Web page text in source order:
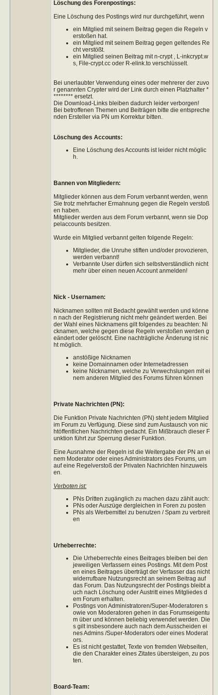
Löschung des Forenpostings:
Eine Löschung des Postings wird nur durchgeführt, wenn
ein Mitglied mit seinem Beitrag gegen die Regeln v
erstoßen hat.
ein Mitglied mit seinem Beitrag gegen geltendes Re
cht verstößt.
ein Mitglied seinen Beitrag mit n-crypt , L-inkcrypt.w
s, File-crypt.cc oder R-elink.to verschlüsselt.
Bei unerlaubter Verwendung eines oder mehrerer der zuvo
r genannten Crypter wird der Link durch einen Platzhalter *
******** ersetzt.
Die Download-Links bleiben dadurch leider verborgen!
Bei betroffenen Themen und Beiträgen bitte die entspreche
nden Ersteller via PN um Korrektur bitten.
Löschung des Accounts:
Eine Löschung des Accounts ist leider nicht möglic
h.
Bannen von Mitgliedern:
Mitglieder können aus dem Forum verbannt werden, wenn
Sie trotz mehrfacher Ermahnung gegen die Regeln verstoß
en haben.
Mitglieder werden aus dem Forum verbannt, wenn sie Dop
pelaccounts besitzen.
Wurde ein Mitglied verbannt gelten folgende Regeln:
Mitglieder, die Unruhe stiften und/oder provozieren,
werden verbannt!
Verbannte User dürfen sich selbstverständlich nicht
mehr über einen neuen Account anmelden!
Nick - Usernamen:
Nicknamen sollten mit Bedacht gewählt werden und könne
n nach der Registrierung nicht mehr geändert werden. Bei
der Wahl eines Nicknamens gilt folgendes zu beachten: Ni
cknamen, welche gegen diese Regeln verstoßen werden g
eändert oder gelöscht. Eine nachträgliche Änderung ist nic
ht möglich.
anstößige Nicknamen
keine Domainnamen oder Internetadressen
keine Nicknamen, welche zu Verwechslungen mit ei
nem anderen Mitglied des Forums führen können
Private Nachrichten (PN):
Die Funktion Private Nachrichten (PN) steht jedem Mitglied
im Forum zu Verfügung. Diese sind zum Austausch von nic
htöffentlichen Nachrichten gedacht. Ein Mißbrauch dieser F
unktion führt zur Sperrung dieser Funktion.
Eine Ausnahme der Regeln ist die Weitergabe der PN an ei
nem Moderator oder eines Administrators des Forums, um
auf eine Regelverstoß der Privaten Nachrichten hinzuweis
en.
Verboten ist:
PNs Dritten zugänglich zu machen dazu zählt auch:
PNs oder Auszüge dergleichen in Foren zu posten
PNs als Werbemittel zu benutzen / Spam zu verbreit
en
Urheberrechte:
Die Urheberrechte eines Beitrages bleiben bei den
jeweiligen Verfassern eines Postings. Mit dem Post
en eines Beitrages überträgt der Verfasser das nicht
widerrufbare Nutzungsrecht an seinem Beitrag auf
das Forum. Das Nutzungsrecht der Postings bleibt a
uch nach Löschung oder Austritt eines Mitgliedes d
em Forum erhalten.
Postings von Administratoren/Super-Moderatoren s
owie von Moderatoren gehen in das Forumseigentu
m über und können beliebig verwendet werden. Die
s gilt insbesondere auch nach dem Ausscheiden ei
nes Admins /Super-Moderators oder eines Moderat
ors.
Es ist nicht gestattet, Texte von fremden Webseiten,
die den Charakter eines Zitates übersteigen, zu pos
ten.
Board-Team: